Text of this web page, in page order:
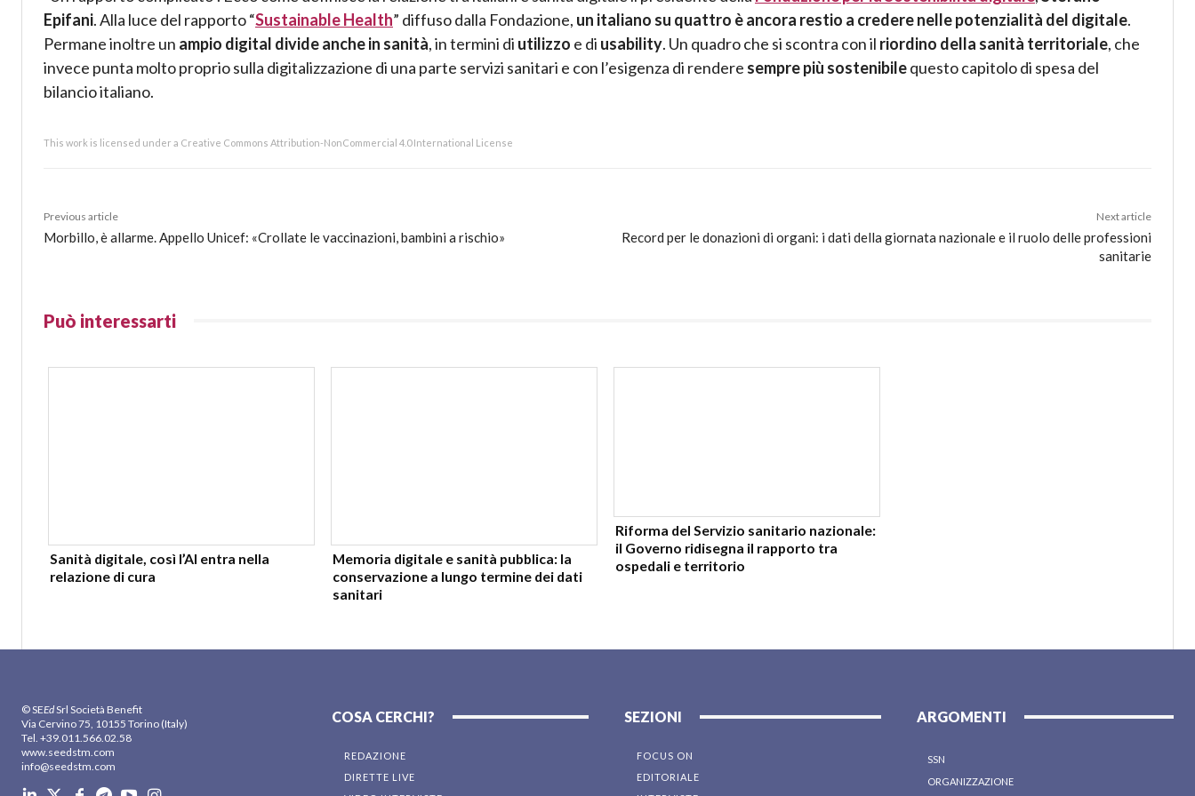
Epifani. Alla luce del rapporto “Sustainable Health” diffuso dalla Fondazione, un italiano su quattro è ancora restio a credere nelle potenzialità del digitale.
Permane inoltre un ampio digital divide anche in sanità, in termini di utilizzo e di usability. Un quadro che si scontra con il riordino della sanità territoriale, che
invece punta molto proprio sulla digitalizzazione di una parte servizi sanitari e con l’esigenza di rendere sempre più sostenibilequesto capitolo di spesa del
bilancio italiano.
This work is licensed under a Creative Commons Attribution-NonCommercial 4.0 International License
Previous article
Morbillo, è allarme. Appello Unicef: «Crollate le vaccinazioni, bambini a rischio»
Next article
Record per le donazioni di organi: i dati della giornata nazionale e il ruolo delle professioni
sanitarie
Può interessarti
Sanità digitale, così l’AI entra nella
relazione di cura
Memoria digitale e sanità pubblica: la
conservazione a lungo termine dei dati
sanitari
Riforma del Servizio sanitario nazionale:
il Governo ridisegna il rapporto tra
ospedali e territorio
© SEEdSrl Società Benefit
Via Cervino 75, 10155 Torino (Italy)
Tel. +39.011.566.02.58
www.seedstm.com
info@seedstm.com
COSA CERCHI?
REDAZIONE
DIRETTE LIVE
SEZIONI
FOCUS ON
EDITORIALE
ARGOMENTI
SSN
ORGANIZZAZIONE